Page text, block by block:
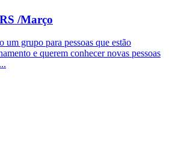
/Março
um grupo para pessoas que estão
e querem conhecer novas pessoas